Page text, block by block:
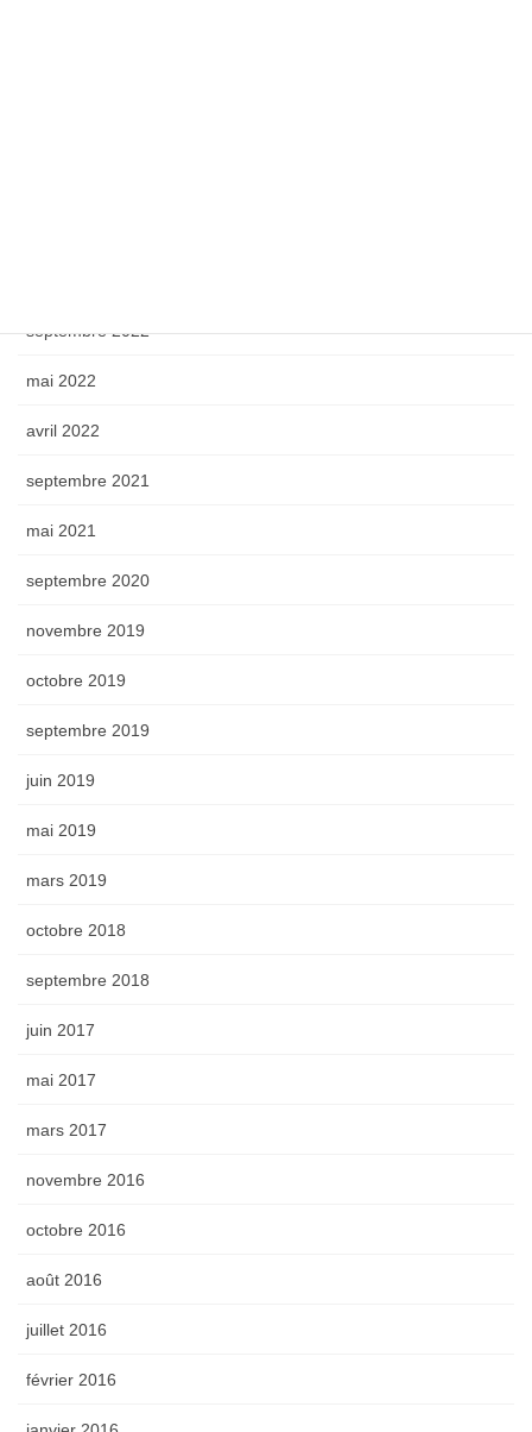
septembre 2022
mai 2022
avril 2022
septembre 2021
mai 2021
septembre 2020
novembre 2019
octobre 2019
septembre 2019
juin 2019
mai 2019
mars 2019
octobre 2018
septembre 2018
juin 2017
mai 2017
mars 2017
novembre 2016
octobre 2016
août 2016
juillet 2016
février 2016